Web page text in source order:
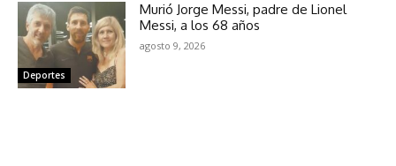
Deportes
Murió Jorge Messi, padre de Lionel
Messi, a los 68 años
agosto 9, 2026